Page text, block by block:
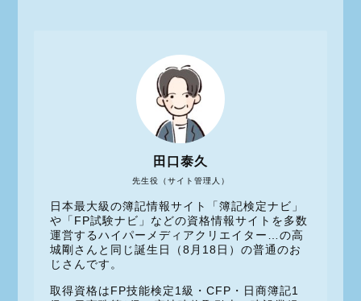
先生役（サイト管理人）
田口泰久
日本最大級の簿記情報サイト「簿記検定ナビ」
や「FP試験ナビ」などの資格情報サイトを多数
運営するハイパーメディアクリエイター…の高
城剛さんと同じ誕生日（8月18日）の普通のお
じさんです。
取得資格はFP技能検定1級・CFP・日商簿記1